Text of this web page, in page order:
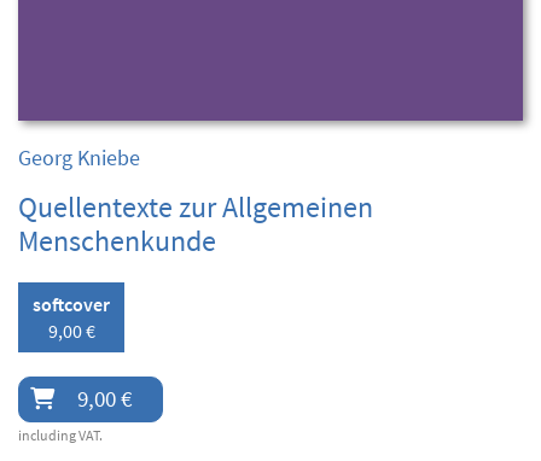
Georg Kniebe
Quellentexte zur Allgemeinen
Menschenkunde
softcover
9,00 €
9,00 €
including VAT.